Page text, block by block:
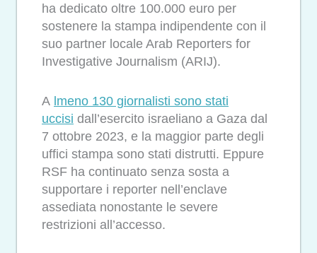
ha dedicato oltre 100.000 euro per
sostenere la stampa indipendente con il
suo partner locale Arab Reporters for
Investigative Journalism (ARIJ).
A lmeno 130 giornalisti sono stati
uccisi dall’esercito israeliano a Gaza dal
7 ottobre 2023, e la maggior parte degli
uffici stampa sono stati distrutti. Eppure
RSF ha continuato senza sosta a
supportare i reporter nell’enclave
assediata nonostante le severe
restrizioni all’accesso.